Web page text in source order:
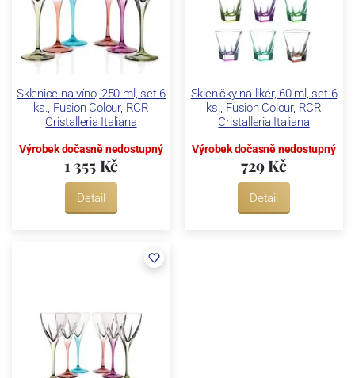
Sklenice na víno, 250 ml, set 6
ks., Fusion Colour, RCR
Cristalleria Italiana
Výrobek dočasně nedostupný
1 355 Kč
Detail
Skleničky na likér, 60 ml, set 6
ks., Fusion Colour, RCR
Cristalleria Italiana
Výrobek dočasně nedostupný
729 Kč
Detail